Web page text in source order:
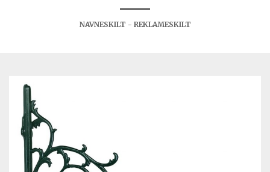
NAVNESKILT - REKLAMESKILT